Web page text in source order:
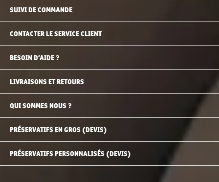
SUIVI DE COMMANDE
CONTACTER LE SERVICE CLIENT
BESOIN D’AIDE ?
LIVRAISONS ET RETOURS
QUI SOMMES NOUS ?
PRÉSERVATIFS EN GROS (DEVIS)
PRÉSERVATIFS PERSONNALISÉS (DEVIS)